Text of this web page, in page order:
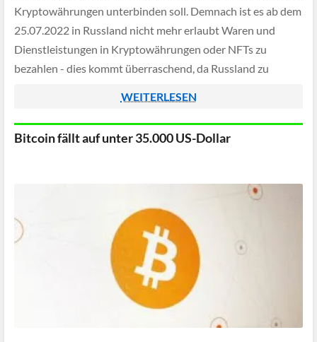
Kryptowährungen unterbinden soll. Demnach ist es ab dem
25.07.2022 in Russland nicht mehr erlaubt Waren und
Dienstleistungen in Kryptowährungen oder NFTs zu
bezahlen - dies kommt überraschend, da Russland zu
für seine Gaslieferungen […]
WEITERLESEN
Bitcoin fällt auf unter 35.000 US-Dollar